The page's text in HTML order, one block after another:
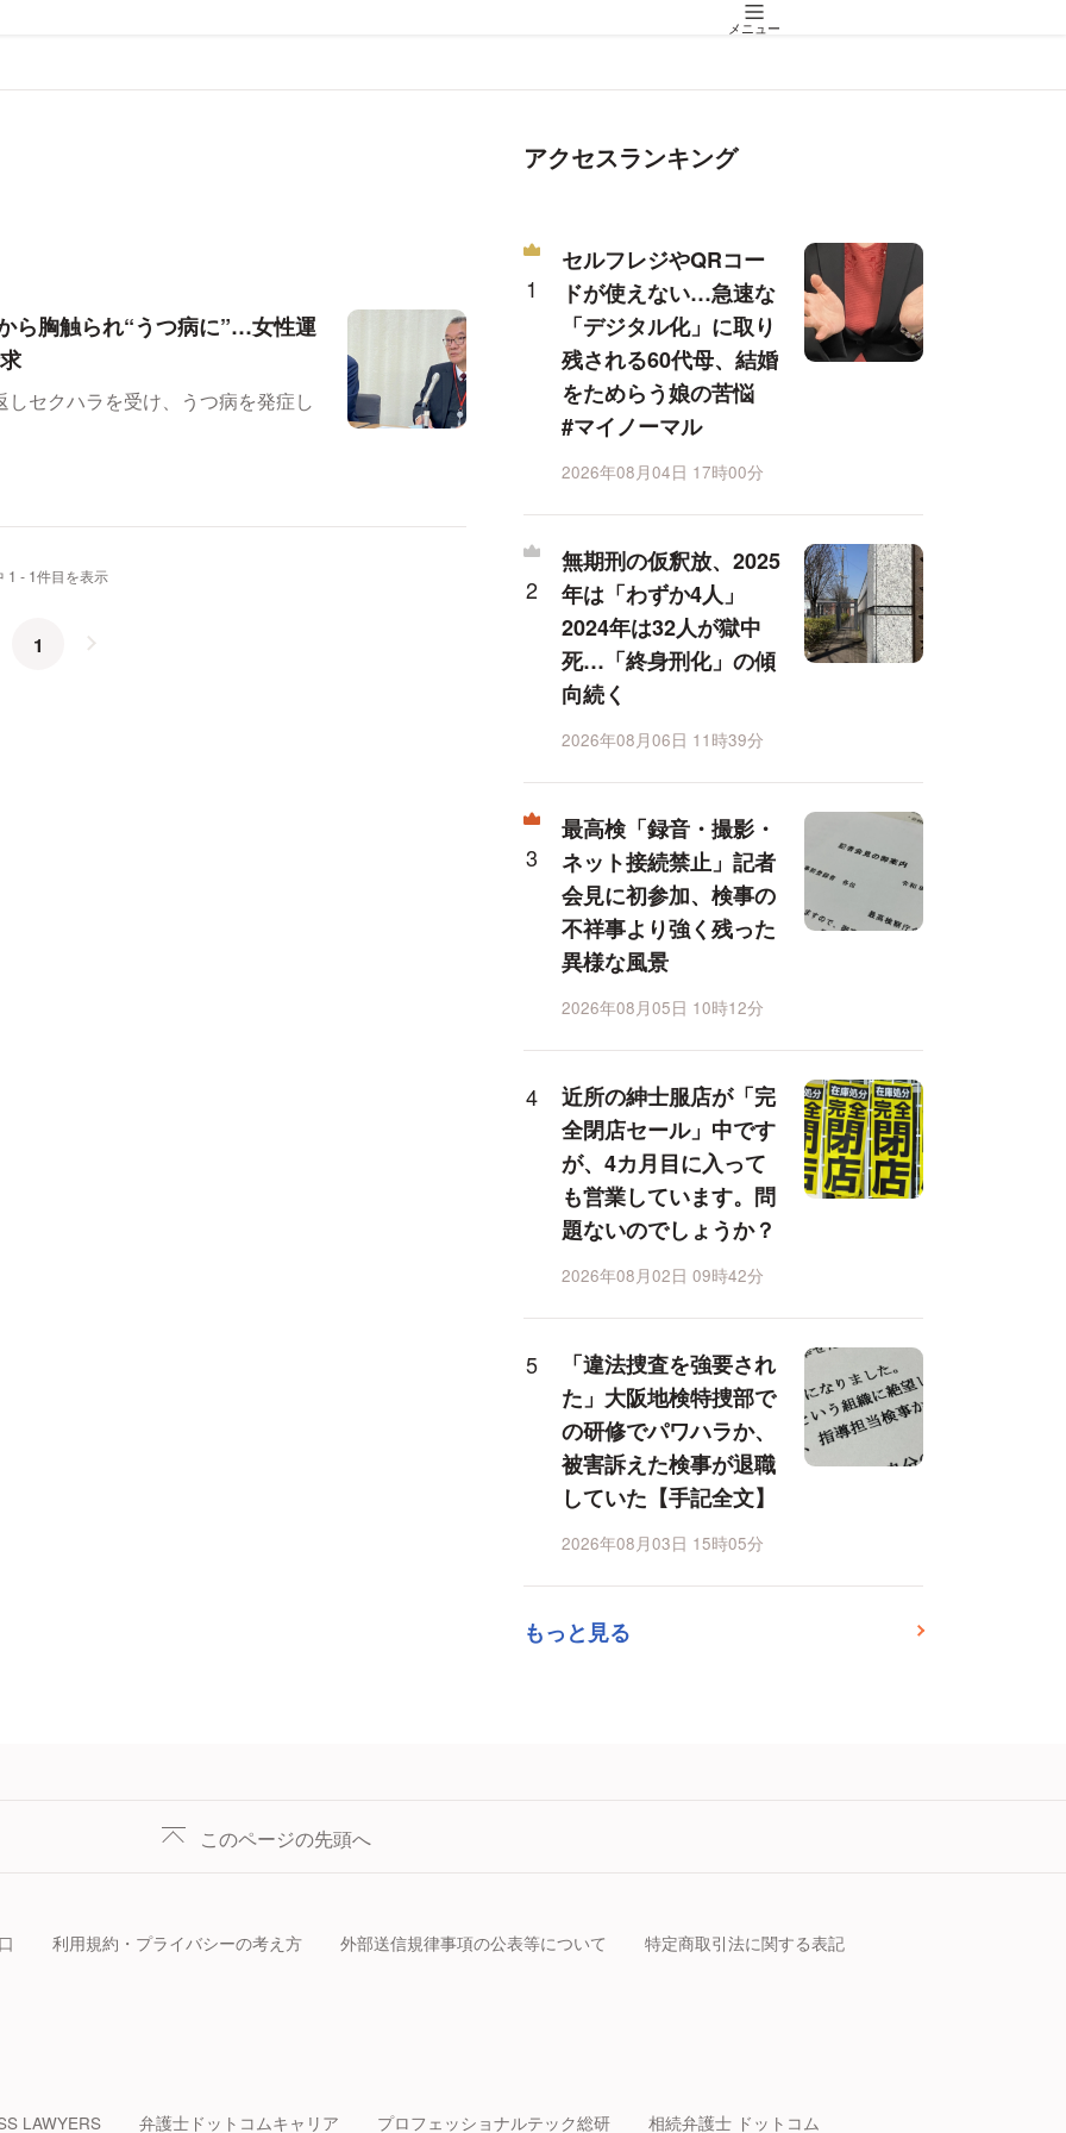
メニュー
ら胸触られ“うつ病に”…女性運
セクハラを受け、うつ病を発症し
1 - 1件目を表示
1
アクセスランキング
セルフレジやQRコー
ドが使えない…急速な
「デジタル化」に取り
残される60代母、結婚
をためらう娘の苦悩
#マイノーマル
2026年08月04日 17時00分
無期刑の仮釈放、2025
年は「わずか4人」
2024年は32人が獄中
死…「終身刑化」の傾
向続く
2026年08月06日 11時39分
最高検「録音・撮影・
ネット接続禁止」記者
会見に初参加、検事の
不祥事より強く残った
異様な風景
2026年08月05日 10時12分
近所の紳士服店が「完
全閉店セール」中です
が、4カ月目に入って
も営業しています。問
題ないのでしょうか？
2026年08月02日 09時42分
「違法捜査を強要され
た」大阪地検特捜部で
の研修でパワハラか、
被害訴えた検事が退職
していた【手記全文】
2026年08月03日 15時05分
もっと見る
このページの先頭へ
利用規約・プライバシーの考え方 外部送信規律事項の公表等について 特定商取引法に関する表記
LAWYERS 弁護士ドットコムキャリア プロフェッショナルテック総研 相続弁護士 ドットコム